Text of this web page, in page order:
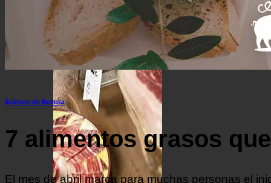
Ibéricos de Bellota
7 alimentos grasos
El mes de abril marca para muchas personas el